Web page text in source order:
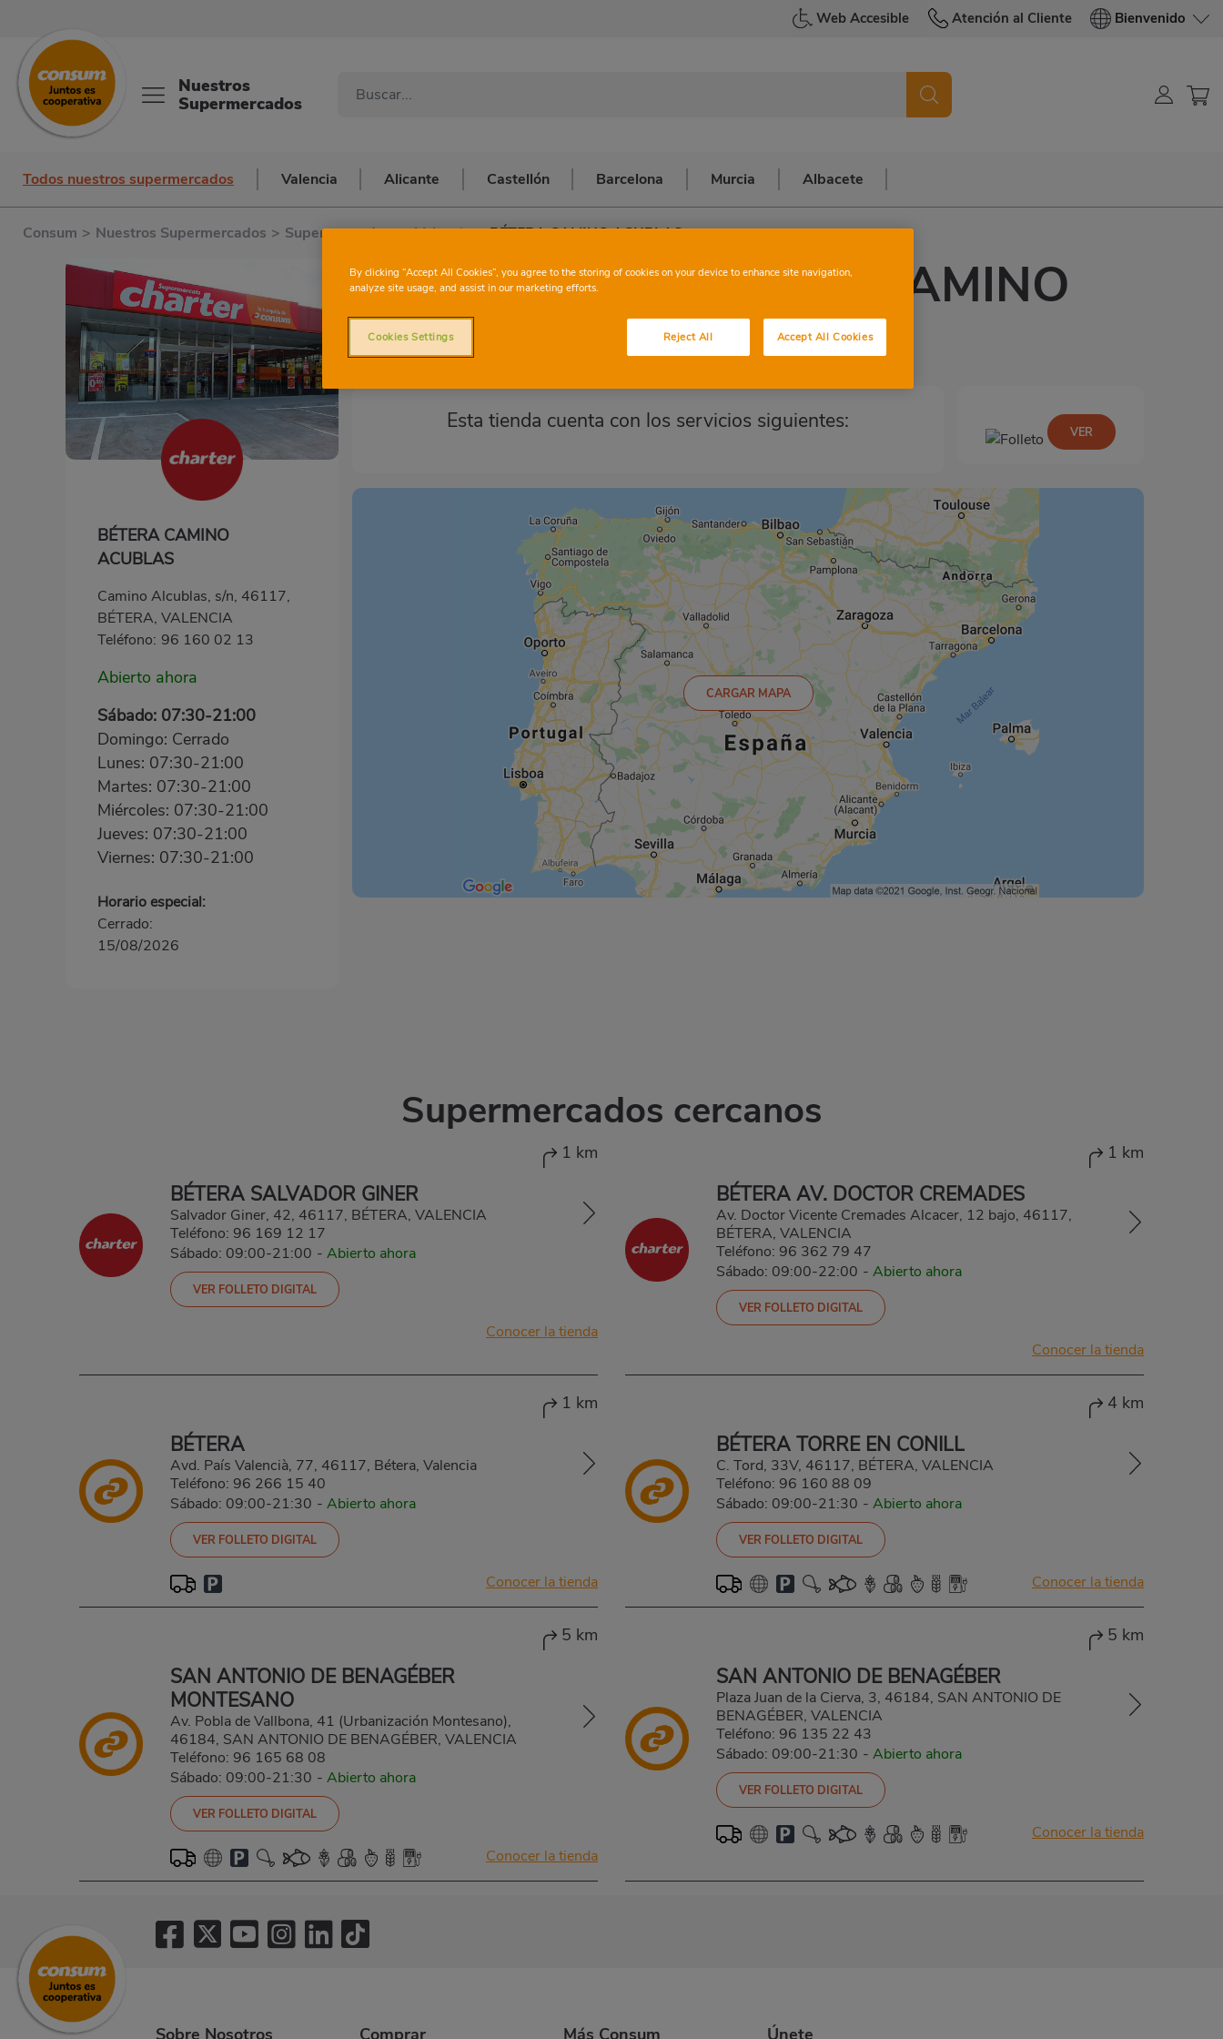
Web Accesible Atención al Cliente Bienvenido
Nuestros
Supermercados
Todos nuestros supermercados Valencia Alicante Castellón Barcelona Murcia Albacete
Consum > Nuestros Supermercados > Supermercados en Valencia > BÉTERA CAMINO ACUBLAS
BÉTERA CAMINO
ACUBLAS
Camino Alcublas, s/n, 46117,
BÉTERA, VALENCIA
Teléfono: 96 160 02 13
Abierto ahora
Sábado: 07:30-21:00
Domingo: Cerrado
Lunes: 07:30-21:00
Martes: 07:30-21:00
Miércoles: 07:30-21:00
Jueves: 07:30-21:00
Viernes: 07:30-21:00
Horario especial:
Cerrado:
15/08/2026
CHARTERBÉTERA CAMINO
ACUBLAS
Esta tienda cuenta con los servicios siguientes: VER
CARGAR MAPA
Supermercados cercanos
1 km
BÉTERA SALVADOR GINER
Salvador Giner, 42, 46117, BÉTERA, VALENCIA
Teléfono: 96 169 12 17
Sábado: 09:00-21:00 - Abierto ahora
VER FOLLETO DIGITAL
Conocer la tienda
1 km
BÉTERA AV. DOCTOR CREMADES
Av. Doctor Vicente Cremades Alcacer, 12 bajo, 46117,
BÉTERA, VALENCIA
Teléfono: 96 362 79 47
Sábado: 09:00-22:00 - Abierto ahora
VER FOLLETO DIGITAL
Conocer la tienda
1 km
BÉTERA
Avd. País Valencià, 77, 46117, Bétera, Valencia
Teléfono: 96 266 15 40
Sábado: 09:00-21:30 - Abierto ahora
VER FOLLETO DIGITAL
Conocer la tienda
4 km
BÉTERA TORRE EN CONILL
C. Tord, 33V, 46117, BÉTERA, VALENCIA
Teléfono: 96 160 88 09
Sábado: 09:00-21:30 - Abierto ahora
VER FOLLETO DIGITAL
Conocer la tienda
5 km
SAN ANTONIO DE BENAGÉBER
MONTESANO
Av. Pobla de Vallbona, 41 (Urbanización Montesano),
46184, SAN ANTONIO DE BENAGÉBER, VALENCIA
Teléfono: 96 165 68 08
Sábado: 09:00-21:30 - Abierto ahora
VER FOLLETO DIGITAL
Conocer la tienda
5 km
SAN ANTONIO DE BENAGÉBER
Plaza Juan de la Cierva, 3, 46184, SAN ANTONIO DE
BENAGÉBER, VALENCIA
Teléfono: 96 135 22 43
Sábado: 09:00-21:30 - Abierto ahora
VER FOLLETO DIGITAL
Conocer la tienda
By clicking “Accept All Cookies”, you agree to the storing of cookies on your device to enhance site navigation,
analyze site usage, and assist in our marketing efforts.
Reject All Accept All Cookies
Cookies Settings